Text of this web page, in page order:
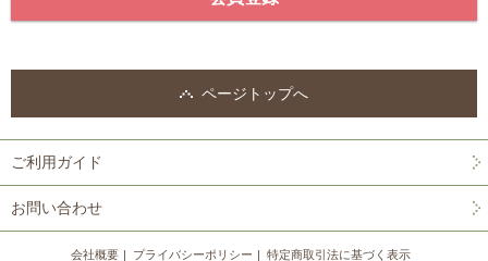
ページトップへ
ご利用ガイド
お問い合わせ
会社概要 プライバシーポリシー 特定商取引法に基づく表示